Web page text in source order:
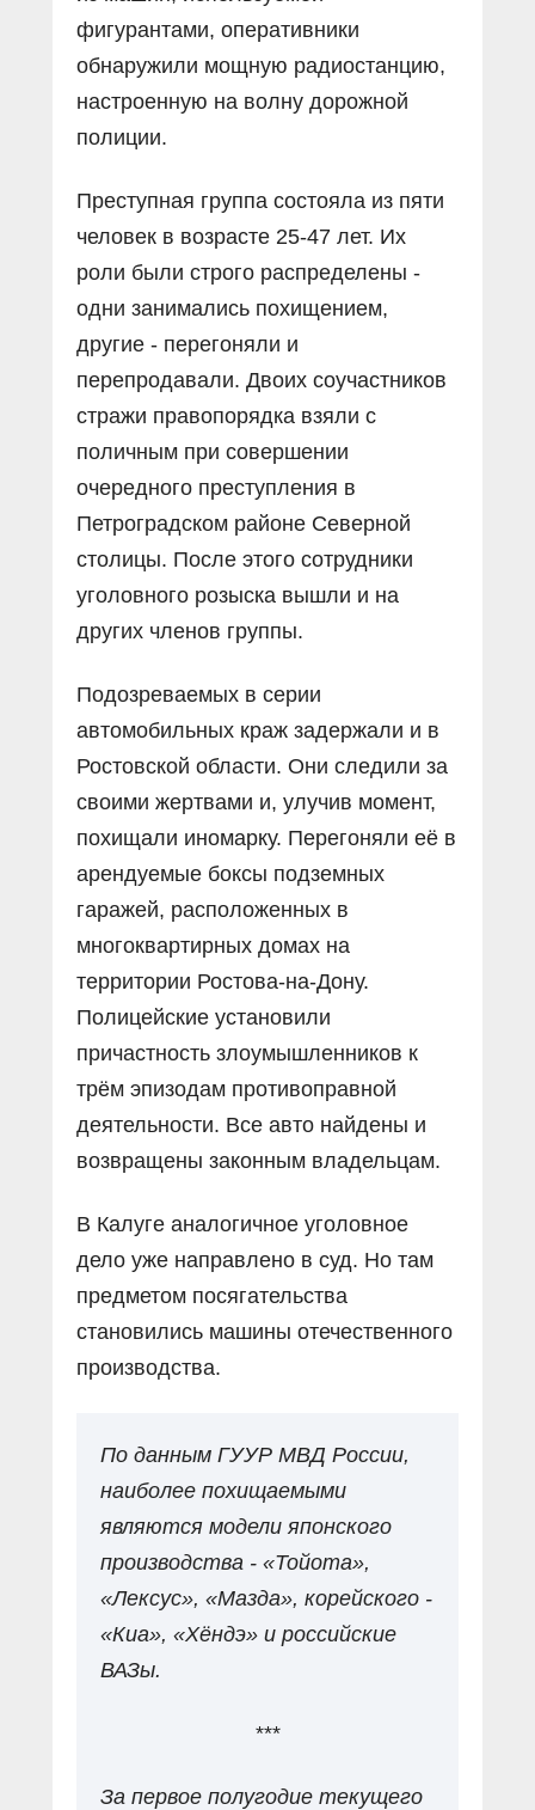
фигурантами, оперативники
обнаружили мощную радиостанцию,
настроенную на волну дорожной
полиции.
Преступная группа состояла из пяти
человек в возрасте 25-47 лет. Их
роли были строго распределены -
одни занимались похищением,
другие - перегоняли и
перепродавали. Двоих соучастников
стражи правопорядка взяли с
поличным при совершении
очередного преступления в
Петроградском районе Северной
столицы. После этого сотрудники
уголовного розыска вышли и на
других членов группы.
Подозреваемых в серии
автомобильных краж задержали и в
Ростовской области. Они следили за
своими жертвами и, улучив момент,
похищали иномарку. Перегоняли её в
арендуемые боксы подземных
гаражей, расположенных в
многоквартирных домах на
территории Ростова-на-Дону.
Полицейские установили
причастность злоумышленников к
трём эпизодам противоправной
деятельности. Все авто найдены и
возвращены законным владельцам.
В Калуге аналогичное уголовное
дело уже направлено в суд. Но там
предметом посягательства
становились машины отечественного
производства.
По данным ГУУР МВД России,
наиболее похищаемыми
являются модели японского
производства - «Тойота»,
«Лексус», «Мазда», корейского -
«Киа», «Хёндэ» и российские
ВАЗы.
***
За первое полугодие текущего